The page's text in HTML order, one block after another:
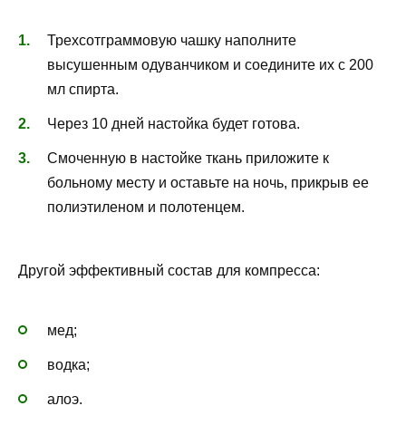
Трехсотграммовую чашку наполните
высушенным одуванчиком и соедините их с 200
мл спирта.
Через 10 дней настойка будет готова.
Смоченную в настойке ткань приложите к
больному месту и оставьте на ночь, прикрыв ее
полиэтиленом и полотенцем.
Другой эффективный состав для компресса:
мед;
водка;
алоэ.